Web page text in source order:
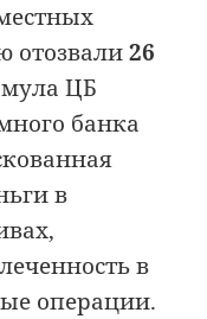
отозвали26
ЦБ
банка
в
в
операции.